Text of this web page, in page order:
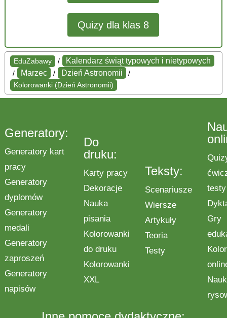
Quizy dla klas 8
EduZabawy / Kalendarz świąt typowych i nietypowych
/ Marzec / Dzień Astronomii
/
Kolorowanki (Dzień Astronomii)
Generatory:
Generatory kart
pracy
Generatory
dyplomów
Generatory
medali
Generatory
zaproszeń
Generatory
napisów
Do
druku:
Karty pracy
Dekoracje
Nauka
pisania
Kolorowanki
do druku
Kolorowanki
XXL
Teksty:
Scenariusze
Wiersze
Artykuły
Teoria
Testy
testy
Gry